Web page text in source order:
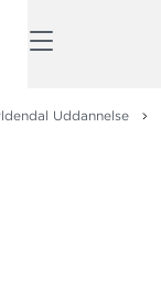
Uddannelse